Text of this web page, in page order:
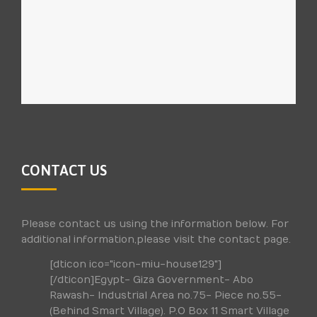
CONTACT US
Please contact us using the information below. For
additional information,please visit the contact page.
[dticon ico="icon-miu-house129"]
[/dticon]Egypt- Giza Government- Abo
Rawash- Industrial Area no.75- Piece no.55-
(Behind Smart Village). P.O Box 11 Smart Village